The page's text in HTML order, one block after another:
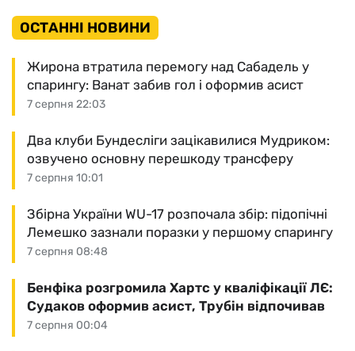
ОСТАННІ НОВИНИ
7 серпня 22:03
Жирона втратила перемогу над Сабадель у
спарингу: Ванат забив гол і оформив асист
7 серпня 10:01
Два клуби Бундесліги зацікавилися Мудриком:
озвучено основну перешкоду трансферу
7 серпня 08:48
Збірна України WU-17 розпочала збір: підопічні
Лемешко зазнали поразки у першому спарингу
7 серпня 00:04
Бенфіка розгромила Хартс у кваліфікації ЛЄ:
Судаков оформив асист, Трубін відпочивав